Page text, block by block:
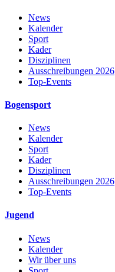
News
Kalender
Sport
Kader
Disziplinen
Ausschreibungen 2026
Top-Events
Bogensport
News
Kalender
Sport
Kader
Disziplinen
Ausschreibungen 2026
Top-Events
Jugend
News
Kalender
Wir über uns